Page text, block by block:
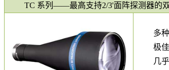
TC 系列——最高支持2/3'面阵探测器的
多
极
几